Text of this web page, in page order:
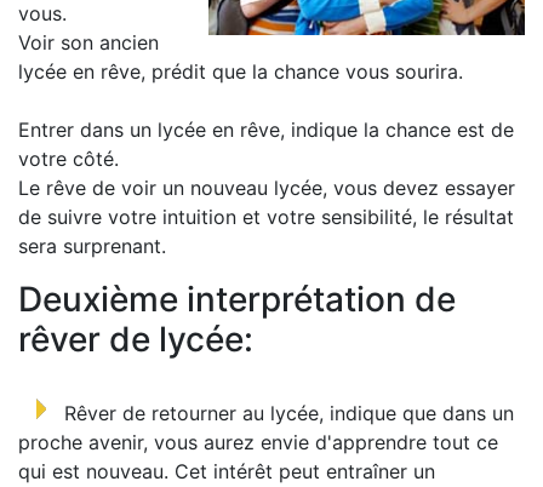
vous.
Voir son ancien
lycée en rêve, prédit que la chance vous sourira.
Entrer dans un lycée en rêve, indique la chance est de
votre côté.
Le rêve de voir un nouveau lycée, vous devez essayer
de suivre votre intuition et votre sensibilité, le résultat
sera surprenant.
Deuxième interprétation de
rêver de lycée:
Rêver de retourner au lycée, indique que dans un
proche avenir, vous aurez envie d'apprendre tout ce
qui est nouveau. Cet intérêt peut entraîner un